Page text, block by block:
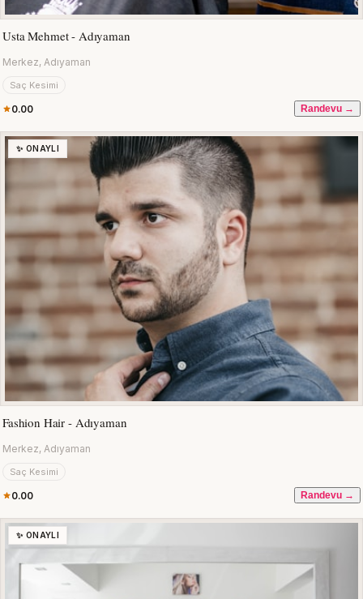
Usta Mehmet - Adıyaman
Merkez, Adıyaman
Saç Kesimi
0.00 Randevu →
✨ ONAYLI
Fashion Hair - Adıyaman
Merkez, Adıyaman
Saç Kesimi
0.00 Randevu →
✨ ONAYLI